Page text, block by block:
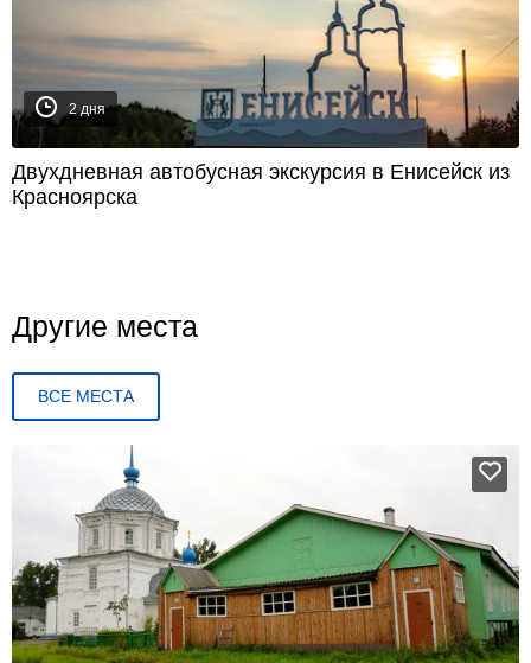
2 дня
Двухдневная автобусная экскурсия в Енисейск из
Красноярска
Другие места
ВСЕ МЕСТА